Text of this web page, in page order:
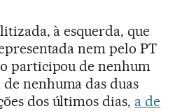
à esquerda, que
nem pelo PT
participou de nenhum
nenhuma das duas
dos últimos dias, a de